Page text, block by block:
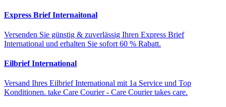
Express Brief Internaitonal
Versenden Sie günstig & zuverlässig Ihren Express Brief
International und erhalten Sie sofort 60 % Rabatt.
Eilbrief International
Versand Ihres Eilbrief International mit 1a Service und Top
Konditionen. take Care Courier - Care Courier takes care.